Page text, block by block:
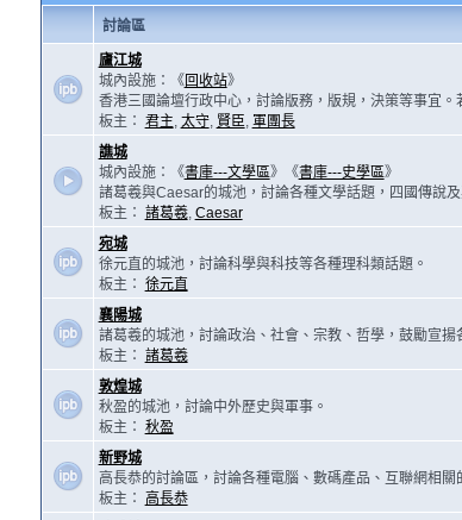
討論區
廬江城
城內設施：《回收站》
香港三國論壇行政中心，討論版務，版規，決策等事宜
板主： 君主, 太守, 賢臣, 軍團長
譙城
城內設施：《書庫---文學區》《書庫---史學區》
諸葛羲與Caesar的城池，討論各種文學話題，四國傳說
板主： 諸葛羲, Caesar
宛城
徐元直的城池，討論科學與科技等各種理科類話題。
板主： 徐元直
襄陽城
諸葛羲的城池，討論政治、社會、宗教、哲學，鼓勵宣揚
板主： 諸葛羲
敦煌城
秋盈的城池，討論中外歷史與軍事。
板主： 秋盈
新野城
高長恭的討論區，討論各種電腦、數碼產品、互聯網相關
板主：
高長恭